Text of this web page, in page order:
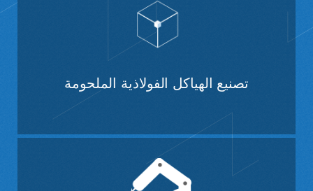
تصنيع الهياكل الفولاذية الملحومة